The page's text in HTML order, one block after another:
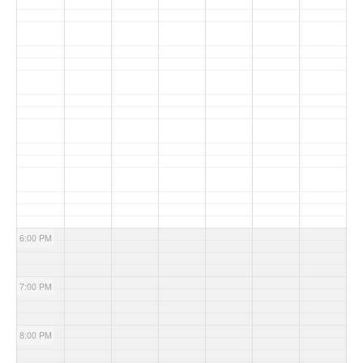
6:00 PM
7:00 PM
8:00 PM